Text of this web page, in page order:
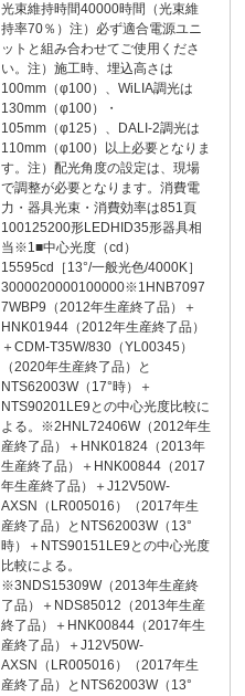
光束維持時間40000時間（光束維
持率70％）注）必ず適合電源ユニ
ットと組み合わせてご使用くださ
い。注）施工時、埋込高さは
100mm（φ100）、WiLIA調光は
130mm（φ100）・
105mm（φ125）、DALI-2調光は
110mm（φ100）以上必要となりま
す。注）配光角度の設定は、現場
で調整が必要となります。消費電
力・器具光束・消費効率は851頁
100125200形LEDHID35形器具相
当※1■中心光度（cd）
15595cd［13°/一般光色/4000K］
3000020000100000※1HNB7097
7WBP9（2012年生産終了品）＋
HNK01944（2012年生産終了品）
＋CDM-T35W/830（YL00345）
（2020年生産終了品）と
NTS62003W（17°時）＋
NTS90201LE9との中心光度比較に
よる。※2HNL72406W（2012年生
産終了品）＋HNK01824（2013年
生産終了品）＋HNK00844（2017
年生産終了品）＋J12V50W-
AXSN（LR005016）（2017年生
産終了品）とNTS62003W（13°
時）＋NTS90151LE9との中心光度
比較による。
※3NDS15309W（2013年生産終
了品）＋NDS85012（2013年生産
終了品）＋HNK00844（2017年生
産終了品）＋J12V50W-
AXSN（LR005016）（2017年生
産終了品）とNTS62003W（13°